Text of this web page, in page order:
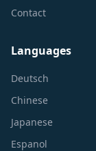
Contact
Languages
Deutsch
Chinese
Japanese
Espanol